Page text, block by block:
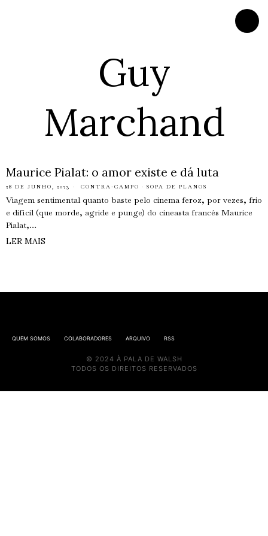
Guy
Marchand
Maurice Pialat: o amor existe e dá luta
28 DE JUNHO, 2023 CONTRA-CAMPO · SOPA DE PLANOS
Viagem sentimental quanto baste pelo cinema feroz, por vezes, frio
e difícil (que morde, agride e punge) do cineasta francês Maurice
Pialat,…
LER MAIS
QUEM SOMOS COLABORADORES ARQUIVO RSS
© 2024 À PALA DE WALSH
TODOS OS DIREITOS RESERVADOS